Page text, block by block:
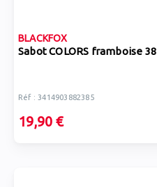
BLACKFOX
Sabot COLORS framboise 38
Réf : 3414903882385
19,90 €